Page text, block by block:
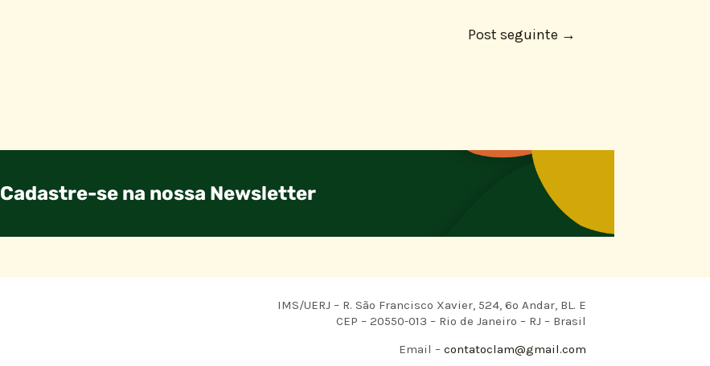
Post seguinte →
Cadastre-se na nossa Newsletter
IMS/UERJ – R. São Francisco Xavier, 524, 6º Andar, BL. E
CEP – 20550-013 – Rio de Janeiro – RJ – Brasil
Email –contatoclam@gmail.com